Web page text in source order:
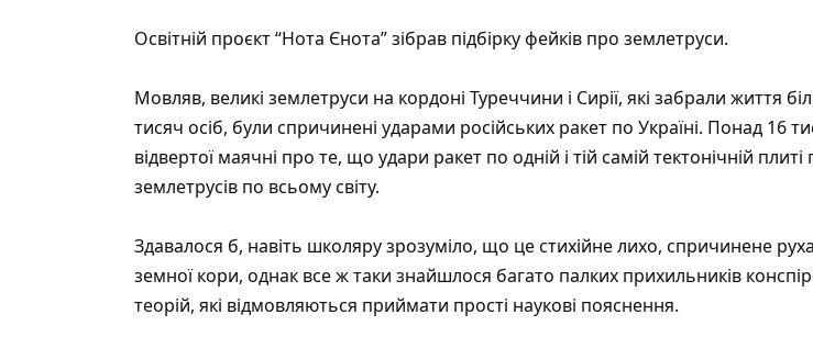
Освітній проєкт“Нота Єнота”зібрав підбірку фейків про землетруси.
Мовляв, великі землетруси на кордоні Туреччини і Сирії, які забрали життя
тисяч осіб, були спричинені ударами російських ракет по Україні. Понад 16
відвертої маячні про те, що удари ракет по одній і тій самій тектонічній
землетрусів по всьому світу.
Здавалося б, навіть школяру зрозуміло, що це стихійне лихо, спричинене
земної кори, однак все ж таки знайшлося багато палких прихильників
теорій, які відмовляються приймати прості наукові пояснення.